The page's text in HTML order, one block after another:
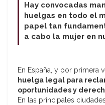
Hay convocadas
huelgas en todo el
papel tan
a cabo la mujer en
En España, y por primera
huelga legal para
oportunidades y
En las principales